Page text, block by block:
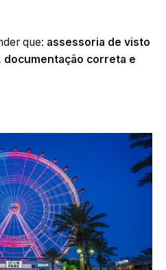
que: assessoria de visto
correta e